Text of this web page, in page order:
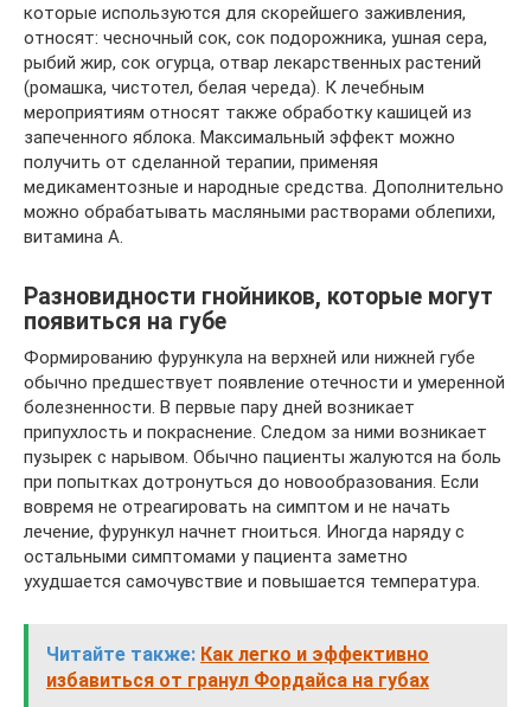
которые используются для скорейшего заживления,
относят: чесночный сок, сок подорожника, ушная сера,
рыбий жир, сок огурца, отвар лекарственных растений
(ромашка, чистотел, белая череда). К лечебным
мероприятиям относят также обработку кашицей из
запеченного яблока. Максимальный эффект можно
получить от сделанной терапии, применяя
медикаментозные и народные средства. Дополнительно
можно обрабатывать масляными растворами облепихи,
витамина А.
Разновидности гнойников, которые могут
появиться на губе
Формированию фурункула на верхней или нижней губе
обычно предшествует появление отечности и умеренной
болезненности. В первые пару дней возникает
припухлость и покраснение. Следом за ними возникает
пузырек с нарывом. Обычно пациенты жалуются на боль
при попытках дотронуться до новообразования. Если
вовремя не отреагировать на симптом и не начать
лечение, фурункул начнет гноиться. Иногда наряду с
остальными симптомами у пациента заметно
ухудшается самочувствие и повышается температура.
Читайте также: Как легко и эффективно
избавиться от гранул Фордайса на губах